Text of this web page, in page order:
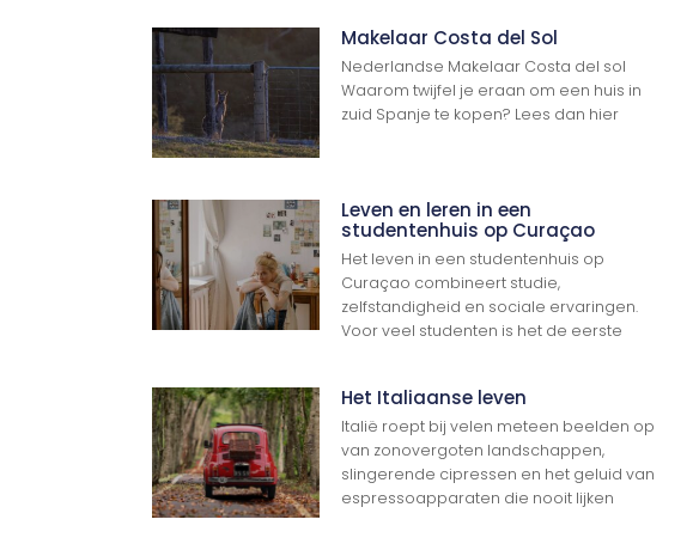
Makelaar Costa del Sol
Nederlandse Makelaar Costa del sol
Waarom twijfel je eraan om een huis in
zuid Spanje te kopen? Lees dan hier
Leven en leren in een
studentenhuis op Curaçao
Het leven in een studentenhuis op
Curaçao combineert studie,
zelfstandigheid en sociale ervaringen.
Voor veel studenten is het de eerste
Het Italiaanse leven
Italië roept bij velen meteen beelden op
van zonovergoten landschappen,
slingerende cipressen en het geluid van
espressoapparaten die nooit lijken